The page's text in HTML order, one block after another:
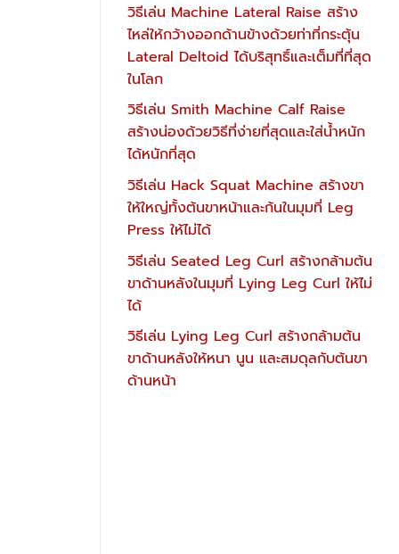
วิธีเล่น Machine Lateral Raise สร้าง
ไหล่ให้กว้างออกด้านข้างด้วยท่าที่กระตุ้น
Lateral Deltoid ได้บริสุทธิ์และเต็มที่ที่สุด
ในโลก
วิธีเล่น Smith Machine Calf Raise
สร้างน่องด้วยวิธีที่ง่ายที่สุดและใส่น้ำหนัก
ได้หนักที่สุด
วิธีเล่น Hack Squat Machine สร้างขา
ให้ใหญ่ทั้งต้นขาหน้าและก้นในมุมที่ Leg
Press ให้ไม่ได้
วิธีเล่น Seated Leg Curl สร้างกล้ามต้น
ขาด้านหลังในมุมที่ Lying Leg Curl ให้ไม่
ได้
วิธีเล่น Lying Leg Curl สร้างกล้ามต้น
ขาด้านหลังให้หนา นูน และสมดุลกับต้นขา
ด้านหน้า